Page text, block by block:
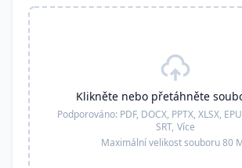
Klikněte nebo přetáhněte
Podporováno: PDF, DOCX, PPTX, XLSX,
SRT, Více
Maximální velikost souboru 80